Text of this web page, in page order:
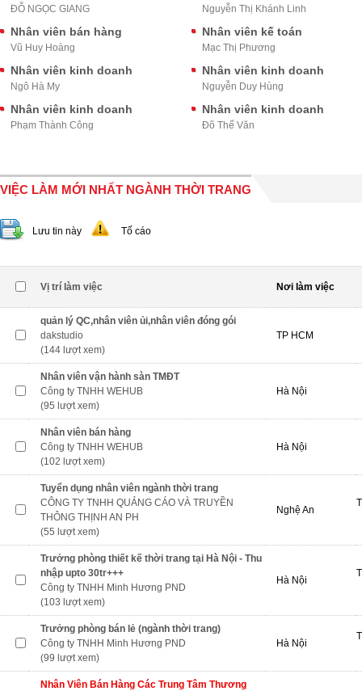
ĐỖ NGỌC GIANG Nguyễn Thị Khánh Linh
Nhân viên bán hàng
Vũ Huy Hoàng
Nhân viên kế toán
Mạc Thị Phương
Nhân viên kinh doanh
Ngô Hà My
Nhân viên kinh doanh
Nguyễn Duy Hùng
Nhân viên kinh doanh
Phạm Thành Công
Nhân viên kinh doanh
Đõ Thế Văn
VIỆC LÀM MỚI NHẤT NGÀNH THỜI TRANG
Lưu tin này Tố cáo
Vị trí làm việc Nơi làm việc
quản lý QC,nhân viên ủi,nhân viên đóng gói
dakstudio
(144 lượt xem)
TP HCM
Nhân viên vận hành sàn TMĐT
Công ty TNHH WEHUB
(95 lượt xem)
Hà Nội
Nhân viên bán hàng
Công ty TNHH WEHUB
(102 lượt xem)
Hà Nội
Tuyển dụng nhân viên ngành thời trang
CÔNG TY TNHH QUẢNG CÁO VÀ TRUYỀN
THÔNG THỊNH AN PH
(55 lượt xem)
Nghệ An
Trưởng phòng thiết kế thời trang tại Hà Nội - Thu
nhập upto 30tr+++
Công ty TNHH Minh Hương PND
(103 lượt xem)
Hà Nội
Trưởng phòng bán lẻ (ngành thời trang)
Công ty TNHH Minh Hương PND
(99 lượt xem)
Hà Nội
Nhân Viên Bán Hàng Các Trung Tâm Thương